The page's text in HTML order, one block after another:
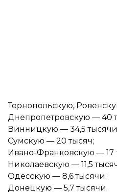
Тернопольскую,
Днепропетровскую — 40
Винницкую — 34,5
Сумскую — 20 тысяч;
Ивано-Франковскую — 17
Николаевскую — 11,5
Одесскую — 8,6 тысячи;
Донецкую — 5,7 тысячи.